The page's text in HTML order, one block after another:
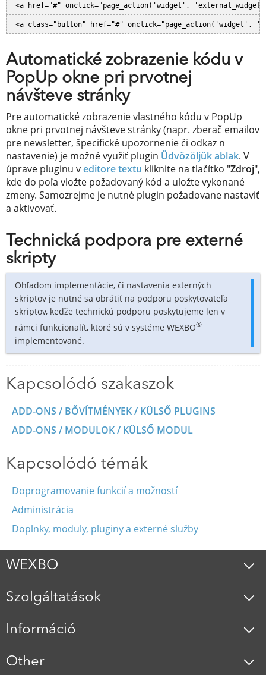
<a href="#" onclick="page_action('widget',
<a class="button" href="#" onclick="page_action('widget',
Automatické zobrazenie kódu v
PopUp okne pri prvotnej
návšteve stránky
Pre automatické zobrazenie vlastného kódu v PopUp
okne pri prvotnej návšteve stránky (napr. zberač emailov
pre newsletter, špecifické upozornenie či odkaz n
nastavenie) je možné využiť plugin Üdvözöljük ablak. V
úprave pluginu veditore textu kliknite na tlačítko "Zdroj",
kde do poľa vložte požadovaný kód a uložte vykonané
zmeny. Samozrejme je nutné plugin požadovane nastaviť
a aktivovať.
Technická podpora pre externé
skripty
Ohľadom implementácie, či nastavenia externých
skriptov je nutné sa obrátiť na podporu poskytovateľa
skriptov, keďže technickú podporu poskytujeme len v
rámci funkcionalít, ktoré sú v systéme WEXBO®
implementované.
Kapcsolódó szakaszok
ADD-ONS / BŐVÍTMÉNYEK / KÜLSŐ PLUGINS
ADD-ONS / MODULOK / KÜLSŐ MODUL
Kapcsolódó témák
Doprogramovanie funkcií a možností
Administrácia
Doplnky, moduly, pluginy a externé služby
WEXBO
Szolgáltatások
Információ
Other